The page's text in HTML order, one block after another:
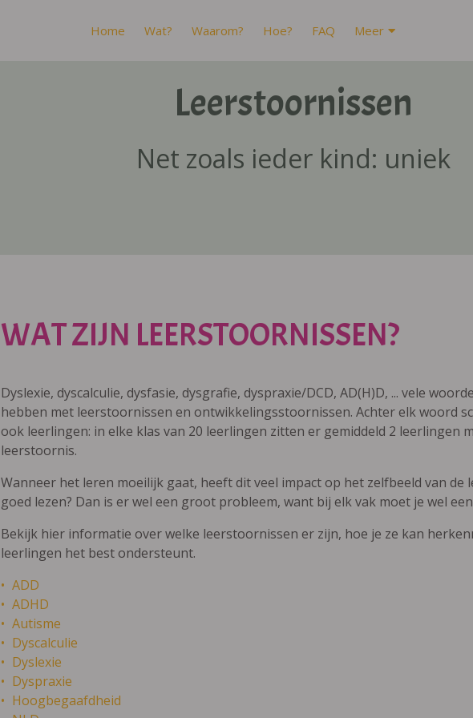
Home Wat? Waarom? Hoe? FAQ Meer
Leerstoornissen
Net zoals ieder kind: uniek
WAT ZIJN LEERSTOORNISSEN?
Dyslexie, dyscalculie, dysfasie, dysgrafie, dyspraxie/DCD, AD(H)D, ... vele
hebben met leerstoornissen en ontwikkelingsstoornissen. Achter elk woord
ook leerlingen: in elke klas van 20 leerlingen zitten er gemiddeld 2 leerlingen
leerstoornis.
Wanneer het leren moeilijk gaat, heeft dit veel impact op het zelfbeeld van de
goed lezen? Dan is er wel een groot probleem, want bij elk vak moet je wel
Bekijk hier informatie over welke leerstoornissen er zijn, hoe je ze kan
leerlingen het best ondersteunt.
ADD
ADHD
Autisme
Dyscalculie
Dyslexie
Dyspraxie
Hoogbegaafdheid